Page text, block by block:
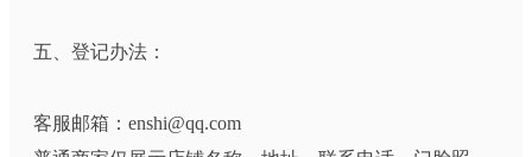
五、登记办法：
客服邮箱：enshi@qq.com